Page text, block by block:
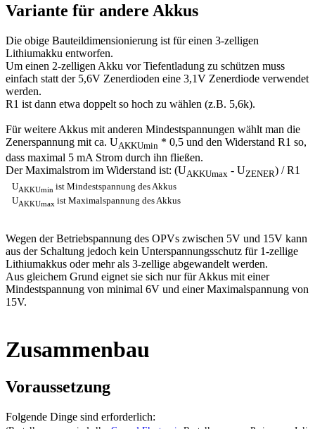
Variante für andere Akkus
Die obige Bauteildimensionierung ist für einen 3-zelligen
Lithiumakku entworfen.
Um einen 2-zelligen Akku vor Tiefentladung zu schützen muss
einfach statt der 5,6V Zenerdioden eine 3,1V Zenerdiode verwendet
werden.
R1 ist dann etwa doppelt so hoch zu wählen (z.B. 5,6k).
Für weitere Akkus mit anderen Mindestspannungen wählt man die
Zenerspannung mit ca. UAKKUmin * 0,5 und den Widerstand R1 so,
dass maximal 5 mA Strom durch ihn fließen.
Der Maximalstrom im Widerstand ist: (UAKKUmax - UZENER) / R1
UAKKUmin ist Mindestspannung des Akkus
UAKKUmax ist Maximalspannung des Akkus
Wegen der Betriebspannung des OPVs zwischen 5V und 15V kann
aus der Schaltung jedoch kein Unterspannungsschutz für 1-zellige
Lithiumakkus oder mehr als 3-zellige abgewandelt werden.
Aus gleichem Grund eignet sie sich nur für Akkus mit einer
Mindestspannung von minimal 6V und einer Maximalspannung von
15V.
Zusammenbau
Voraussetzung
Folgende Dinge sind erforderlich: